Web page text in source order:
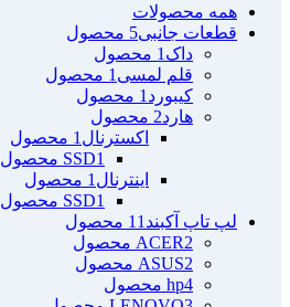
همه محصولات
قطعات جانبی5 محصول
داک 1 محصول
قلم لمسی 1 محصول
کیبورد 1 محصول
هارد2 محصول
اکسترنال 1 محصول
SSD1 محصول
اینترنال 1 محصول
SSD1 محصول
لپ تاپ آکبند 11 محصول
ACER2 محصول
ASUS2 محصول
hp4 محصول